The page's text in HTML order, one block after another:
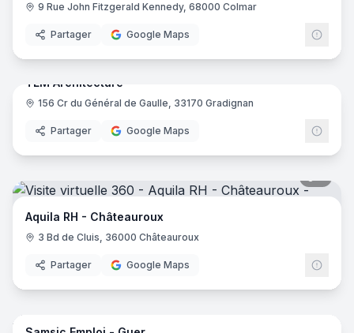
9 Rue John Fitzgerald Kennedy, 68000 Colmar
Partager Google Maps
TLM Architecture
156 Cr du Général de Gaulle, 33170 Gradignan
Partager Google Maps
Aquila RH - Châteauroux
3 Bd de Cluis, 36000 Châteauroux
Partager Google Maps
7